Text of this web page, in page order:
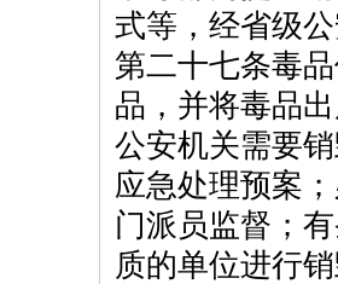
式等，经省级
第二十七条毒
品，并将毒品
公安机关需要
应急处理预案
门派员监督；
质的单位进行